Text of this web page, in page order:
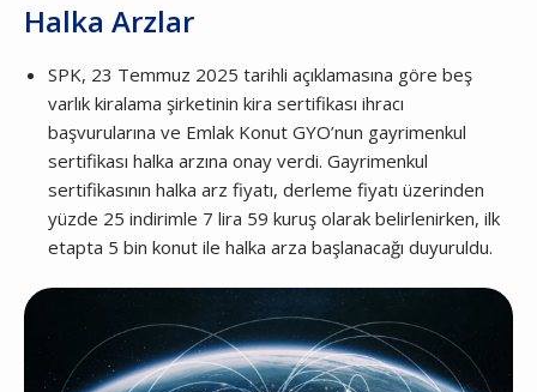
Halka Arzlar
SPK, 23 Temmuz 2025 tarihli açıklamasına göre beş
varlık kiralama şirketinin kira sertifikası ihracı
başvurularına ve Emlak Konut GYO’nun gayrimenkul
sertifikası halka arzına onay verdi. Gayrimenkul
sertifikasının halka arz fiyatı, derleme fiyatı üzerinden
yüzde 25 indirimle 7 lira 59 kuruş olarak belirlenirken, ilk
etapta 5 bin konut ile halka arza başlanacağı duyuruldu.